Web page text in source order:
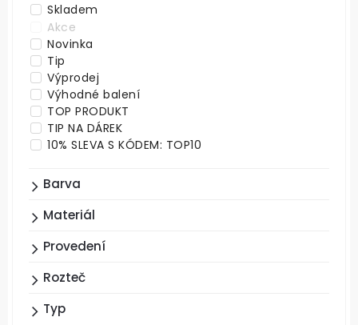
Skladem
Akce
Novinka
Tip
Výprodej
Výhodné balení
TOP PRODUKT
TIP NA DÁREK
10% SLEVA S KÓDEM: TOP10
Barva
Materiál
Provedení
Rozteč
Typ